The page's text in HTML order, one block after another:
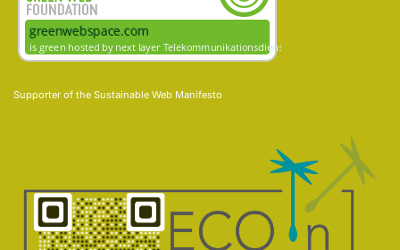
Supporter of the Sustainable Web Manifesto